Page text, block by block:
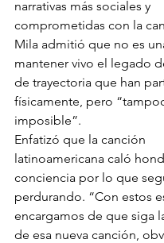
narrativas más sociales y
comprometidas con la
Mila admitió que no es
mantener vivo el legado
de trayectoria que han
físicamente, pero
imposible”.
Enfatizó que la canción
latinoamericana caló
conciencia por lo que
perdurando. “Con estos
encargamos de que siga
de esa nueva canción,